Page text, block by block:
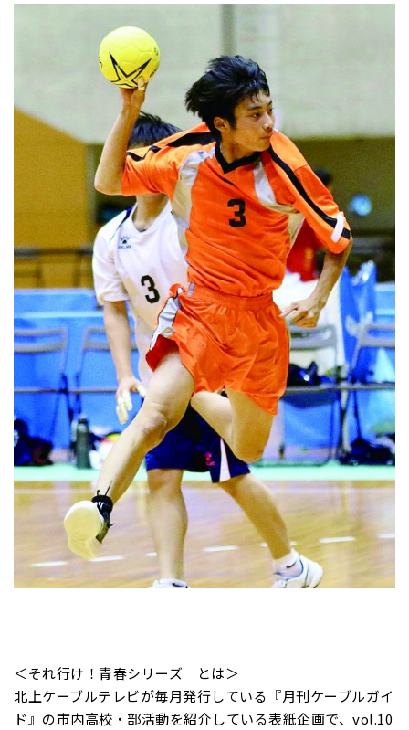
＜それ行け！青春シリーズ とは＞
北上ケーブルテレビが毎月発行している『月刊ケーブルガイ
ド』の市内高校・部活動を紹介している表紙企画で、vol.10